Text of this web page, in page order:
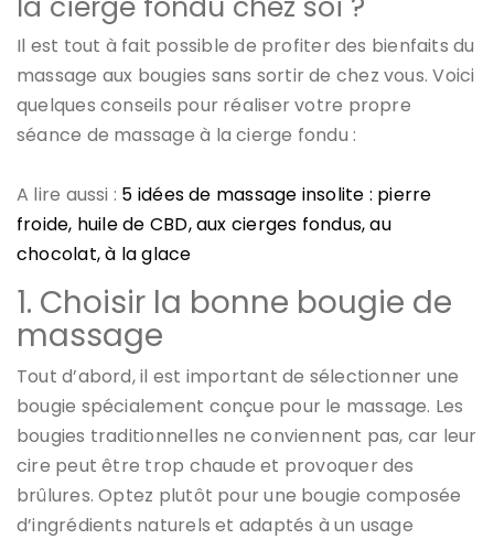
Il est tout à fait possible de profiter des bienfaits du
massage aux bougies sans sortir de chez vous. Voici
quelques conseils pour réaliser votre propre
séance de massage à la cierge fondu :
A lire aussi : 5 idées de massage insolite : pierre
froide, huile de CBD, aux cierges fondus, au
chocolat, à la glace
1. Choisir la bonne bougie de
massage
Tout d’abord, il est important de sélectionner une
bougie spécialement conçue pour le massage. Les
bougies traditionnelles ne conviennent pas, car leur
cire peut être trop chaude et provoquer des
brûlures. Optez plutôt pour une bougie composée
d’ingrédients naturels et adaptés à un usage